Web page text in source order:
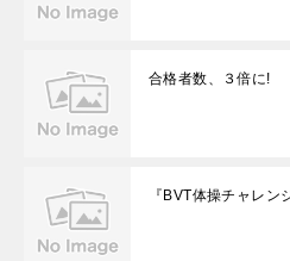
合格者数、３倍に!
『BVT体操チャレン